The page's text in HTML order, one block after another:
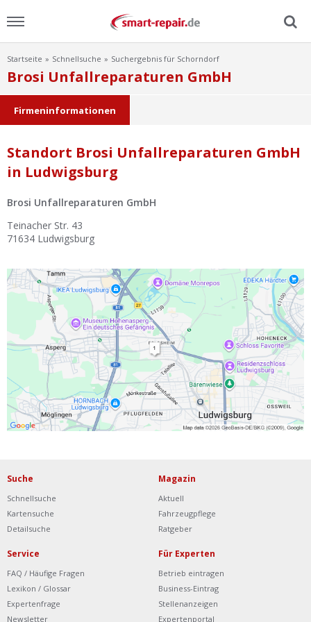
Menu
Home
Ratgeber
FAQ
Lexikon
Video
Ist Ihre Werkstatt schon dabei?
Kostenlos eintragen
Werkstatt Login
Startseite Schnellsuche Suchergebnis für Schorndorf
Brosi Unfallreparaturen GmbH
Firmeninformationen
Standort Brosi Unfallreparaturen GmbH
in Ludwigsburg
Brosi Unfallreparaturen GmbH
Teinacher Str. 43
71634 Ludwigsburg
Suche
Schnellsuche
Kartensuche
Detailsuche
Magazin
Aktuell
Fahrzeugpflege
Ratgeber
Service
FAQ / Häufige Fragen
Lexikon / Glossar
Expertenfrage
Newsletter
Für Experten
Betrieb eintragen
Business-Eintrag
Stellenanzeigen
Expertenportal